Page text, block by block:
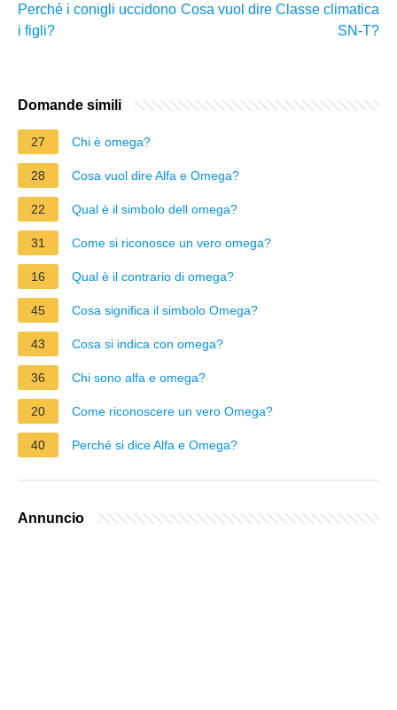
Perché i conigli uccidono
i figli?
Cosa vuol dire Classe climatica
SN-T?
Domande simili
27 Chi è omega?
28 Cosa vuol dire Alfa e Omega?
22 Qual è il simbolo dell omega?
31 Come si riconosce un vero omega?
16 Qual è il contrario di omega?
45 Cosa significa il simbolo Omega?
43 Cosa si indica con omega?
36 Chi sono alfa e omega?
20 Come riconoscere un vero Omega?
40 Perché si dice Alfa e Omega?
Annuncio